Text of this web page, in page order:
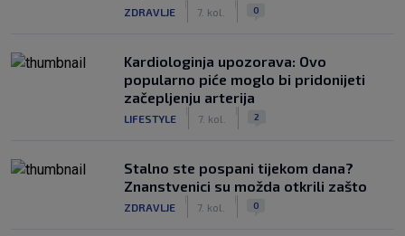
ZDRAVLJE 7. kol. 0
Kardiologinja upozorava: Ovo
popularno piće moglo bi pridonijeti
začepljenju arterija
LIFESTYLE 7. kol. 2
Stalno ste pospani tijekom dana?
Znanstvenici su možda otkrili zašto
ZDRAVLJE 7. kol. 0